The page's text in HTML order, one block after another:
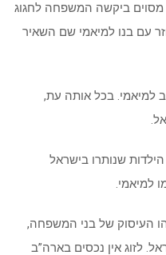
ביקשה המשפחה לחגוג
עם בנו למיאמי שם השאיר
למיאמי. בכל אותה עת,
שנותרו בישראל
למיאמי.
העיסוק של בני המשפחה,
לזוג אין נכסים בארה”ב